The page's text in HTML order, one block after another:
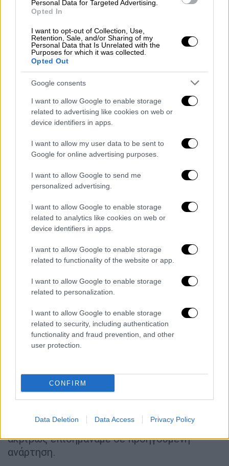
Personal Data for Targeted Advertising.
Opted In
I want to opt-out of Collection, Use,
Retention, Sale, and/or Sharing of my
Personal Data that Is Unrelated with the
Purposes for which it was collected.
Opted Out
Google consents
I want to allow Google to enable storage
related to advertising like cookies on web or
device identifiers in apps.
I want to allow my user data to be sent to
Google for online advertising purposes.
I want to allow Google to send me
personalized advertising.
I want to allow Google to enable storage
related to analytics like cookies on web or
device identifiers in apps.
I want to allow Google to enable storage
related to functionality of the website or app.
I want to allow Google to enable storage
related to personalization.
I want to allow Google to enable storage
related to security, including authentication
functionality and fraud prevention, and other
user protection.
CONFIRM
Data Deletion Data Access Privacy Policy
που προκλήθηκαν στο έργο, και με γνώμονα
προβλεφθέντος κύματος κακοκαιρίας,
δόθηκε προσοχή στο ναμην κλείσουν οι
τοπικές δίοδοι του νερού
ρεματιά). Οι εργασίες έγιναν χειρωνακτικά
και σήμερα χρησιμοποιήθηκε ένα μηχάνημα
έργου.
Ο ΔΕΔΔΗΕ δεν προχώρησε σε
, παρά μόνο σε απομάκρυνση
υλικών, που έφεραν στο σημείο τα ακραία
καθαρισμού να έχουν ήδη ολοκληρωθεί.
συνεργασία με όλους τους αρμόδιους
φορείςκαι τους εκπροσώπους της τοπικής
προκριθούν οι αναγκαίες λύσεις και να
αποφευχθούν στείρες συγκρούσεις».
«Δεν προχωρήσαμε σε εκσκαφές,
Ο κ. Παπανικολάου ανήρτησε νωρίτερα
βίντεο από τιςεργασίες του ΔΕΔΔΗΕ
περιοχή αναφέροντας μεταξύ άλλων ότι:
«Κάνουν χωματουργικές εργασίες θεωρητικά
για να συμμαζέψουν εκτεθειμένα καλώδια
και τα άλλα προβλήματα που δημιούργησε ο
έργο της υπογειοποίησηςτου δικτύου, όπως
ακριβώς επισημάναμε σε προηγούμενη
ανάρτηση.